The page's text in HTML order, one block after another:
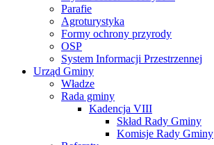
Parafie
Agroturystyka
Formy ochrony przyrody
OSP
System Informacji Przestrzennej
Urząd Gminy
Władze
Rada gminy
Kadencja VIII
Skład Rady Gminy
Komisje Rady Gminy